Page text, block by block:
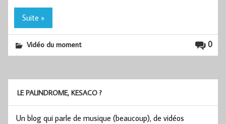
Suite »
0
Vidéo du moment
LE PALINDROME, KESACO ?
Un blog qui parle de musique (beaucoup), de vidéos